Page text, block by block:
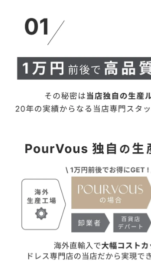
【当店のサイズガイドはこちら→】